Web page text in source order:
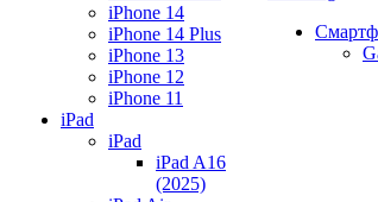
iPhone 14
iPhone 14 Plus
iPhone 13
iPhone 12
iPhone 11
iPad
iPad
iPad A16
(2025)